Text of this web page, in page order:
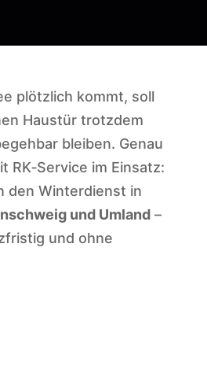
plötzlich kommt, soll
Haustür trotzdem
bleiben. Genau
RK‑Service im Einsatz:
den Winterdienst in
und Umland–
und ohne